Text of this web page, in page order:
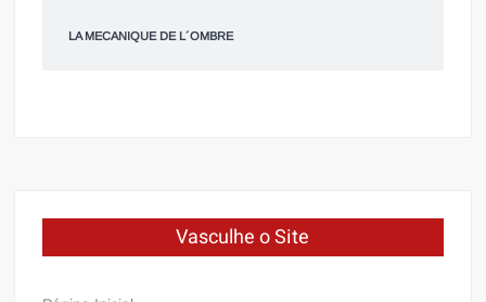
LA MECANIQUE DE L´OMBRE
Vasculhe o Site